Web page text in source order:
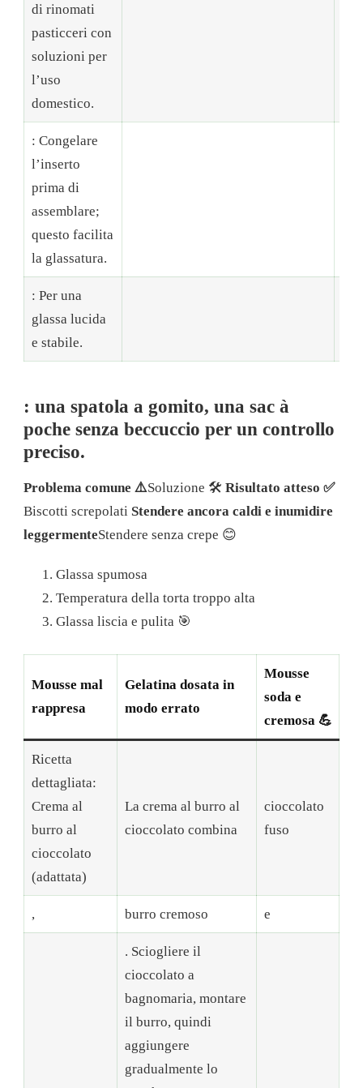
di rinomati
pasticceri con
soluzioni per
l’uso
domestico.
: Congelare
l’inserto
prima di
assemblare;
questo facilita
la glassatura.
: Per una
glassa lucida
e stabile.
: una spatola a gomito, una sac à
poche senza beccuccio per un controllo
preciso.
Problema comune ⚠️Soluzione 🛠 Risultato atteso ✅
Biscotti screpolati Stendere ancora caldi e inumidire
leggermenteStendere senza crepe 😊
Glassa spumosa
Temperatura della torta troppo alta
Glassa liscia e pulita 🎯
Mousse mal
rappresa
Gelatina dosata in
modo errato
Mousse
soda e
cremosa 💪
Ricetta
dettagliata:
Crema al
burro al
cioccolato
(adattata)
La crema al burro al
cioccolato combina
cioccolato
fuso
, burro cremoso e
. Sciogliere il
cioccolato a
bagnomaria, montare
il burro, quindi
aggiungere
gradualmente lo